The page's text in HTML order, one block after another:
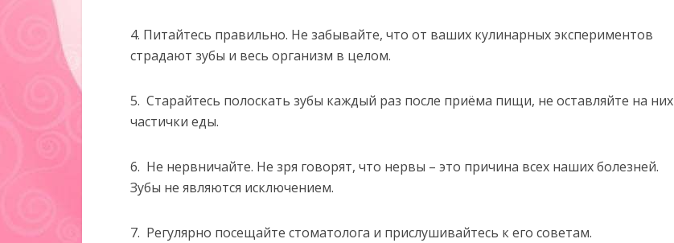
4. Питайтесь правильно. Не забывайте, что от ваших кулинарных экспериментов
страдают зубы и весь организм в целом.
5. Старайтесь полоскать зубы каждый раз после приёма пищи, не оставляйте на них
частички еды.
6. Не нервничайте. Не зря говорят, что нервы – это причина всех наших болезней.
Зубы не являются исключением.
7. Регулярно посещайте стоматолога и прислушивайтесь к его советам.